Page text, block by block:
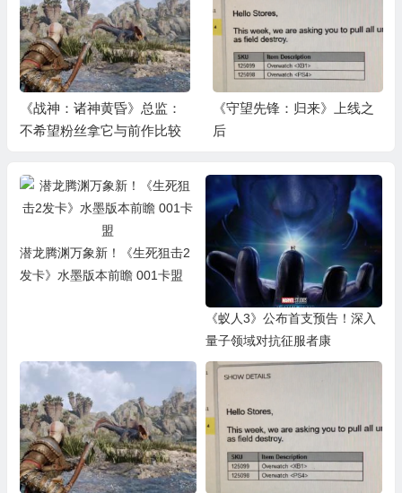
《战神：诸神黄昏》总监：
不希望粉丝拿它与前作比较
《守望先锋：归来》上线之
后
潜龙腾渊万象新！《生死狙击2
发卡》水墨版本前瞻 001卡盟
《蚁人3》公布首支预告！深入
量子领域对抗征服者康